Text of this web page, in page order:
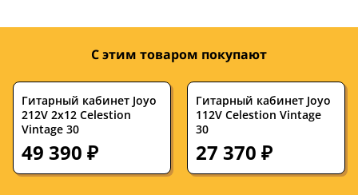
С этим товаром покупают
Гитарный кабинет Joyo
212V 2х12 Celestion
Vintage 30
49 390 ₽
Гитарный кабинет Joyo
112V Celestion Vintage
30
27 370 ₽